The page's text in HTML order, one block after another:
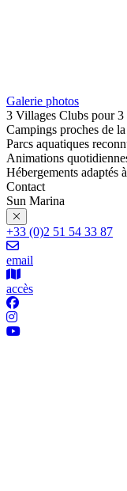
Galerie photos
3 Villages Clubs pour 3
Campings proches de
Parcs aquatiques
Animations
Hébergements adaptés
Contact
Sun Marina
+33 (0)2 51 54 33 87
email
accès